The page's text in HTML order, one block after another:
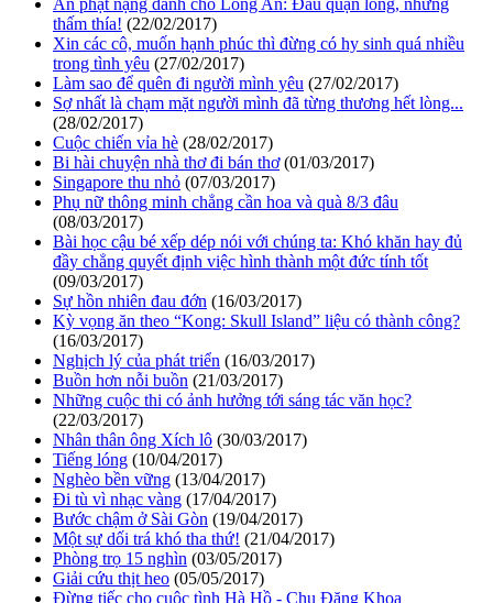
Án phạt nặng dành cho Long An: Đau quặn lòng, nhưng
thấm thía! (22/02/2017)
Xin các cô, muốn hạnh phúc thì đừng có hy sinh quá nhiều
trong tình yêu (27/02/2017)
Làm sao để quên đi người mình yêu (27/02/2017)
Sợ nhất là chạm mặt người mình đã từng thương hết lòng...
(28/02/2017)
Cuộc chiến vỉa hè (28/02/2017)
Bi hài chuyện nhà thơ đi bán thơ (01/03/2017)
Singapore thu nhỏ (07/03/2017)
Phụ nữ thông minh chẳng cần hoa và quà 8/3 đâu
(08/03/2017)
Bài học cậu bé xếp dép nói với chúng ta: Khó khăn hay đủ
đầy chẳng quyết định việc hình thành một đức tính tốt
(09/03/2017)
Sự hồn nhiên đau đớn (16/03/2017)
Kỳ vọng ăn theo “Kong: Skull Island” liệu có thành công?
(16/03/2017)
Nghịch lý của phát triển (16/03/2017)
Buồn hơn nỗi buồn (21/03/2017)
Những cuộc thi có ảnh hưởng tới sáng tác văn học?
(22/03/2017)
Nhân thân ông Xích lô (30/03/2017)
Tiếng lóng (10/04/2017)
Nghèo bền vững (13/04/2017)
Đi tù vì nhạc vàng (17/04/2017)
Bước chậm ở Sài Gòn (19/04/2017)
Một sự dối trá khó tha thứ! (21/04/2017)
Phòng trọ 15 nghìn (03/05/2017)
Giải cứu thịt heo (05/05/2017)
Đừng tiếc cho cuộc tình Hà Hồ - Chu Đăng Khoa